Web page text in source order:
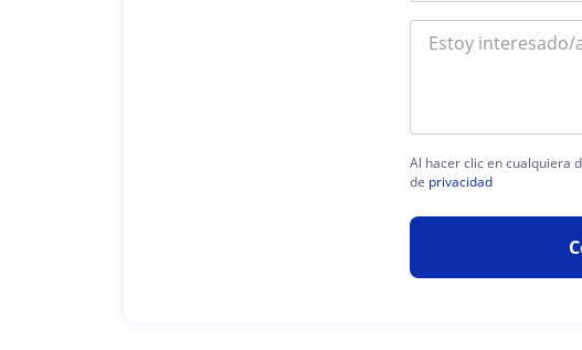
Al hacer clic en cualquiera
de privacidad